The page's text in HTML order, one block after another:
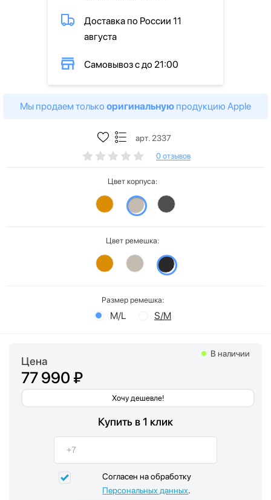
Доставка по России 11
августа
Самовывоз с до 21:00
Мы продаем только оригинальную продукцию Apple
арт. 2337
0 отзывов
Цвет корпуса:
Цвет ремешка:
Размер ремешка:
M/L S/M
Цена
77 990 ₽
Хочу дешевле!
В наличии
Купить в 1 клик
Согласен на обработку
Персональных данных.